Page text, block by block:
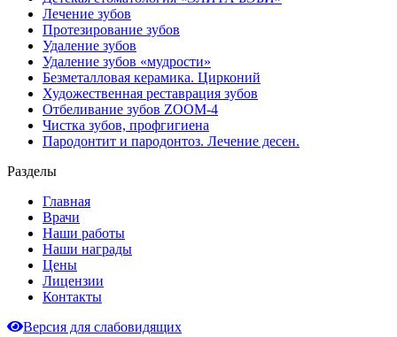
Лечение зубов
Протезирование зубов
Удаление зубов
Удаление зубов «мудрости»
Безметалловая керамика. Цирконий
Художественная реставрация зубов
Отбеливание зубов ZOOM-4
Чистка зубов, профгигиена
Пародонтит и пародонтоз. Лечение десен.
Разделы
Главная
Врачи
Наши работы
Наши награды
Цены
Лицензии
Контакты
Версия для слабовидящих